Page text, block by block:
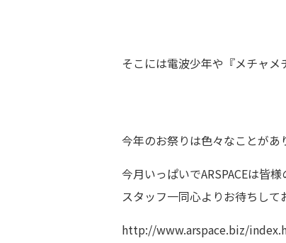
そこには電波少年や『メチャ
今年のお祭りは色々なことがあ
今月いっぱいでARSPACEは皆
スタッフ一同心よりお待ちして
http://www.arspace.biz/